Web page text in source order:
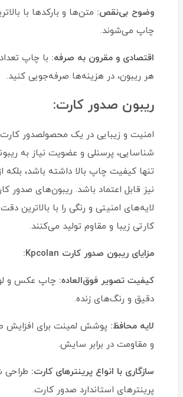
وضوح بی‌نقص:متن‌ها و بارکدها با
چاپ می‌شوند.
اقتصادی و مقرون به صرفه:با چاپ تعداد
هر ریبون، در هزینه‌ها صرفه‌جویی کنید.
ریبون صدور کارت:
امنیت و زیبایی در یک محصولصدور
شناسایی، پرسنلی و عضویت نیاز به ریبونی
تنها کیفیت چاپ بالا داشته باشد، بلکه از
لایه‌های امنیتی و رنگی را با بالاترین دقت
کارتی زیبا و مقاوم تولید می‌کنند.
مزایای ریبون صدور کارت Kpcolan:
کیفیت تصویر فوق‌العاده:چاپ عکس و لوگو
دقیق و رنگ‌های زنده.
لایه محافظ:پوشش لمینت برای افزایش طول
و مقاومت در برابر سایش.
سازگاری با انواع پرینترهای کارت:طراحی شده
پرینترهای استاندارد صدور کارت.